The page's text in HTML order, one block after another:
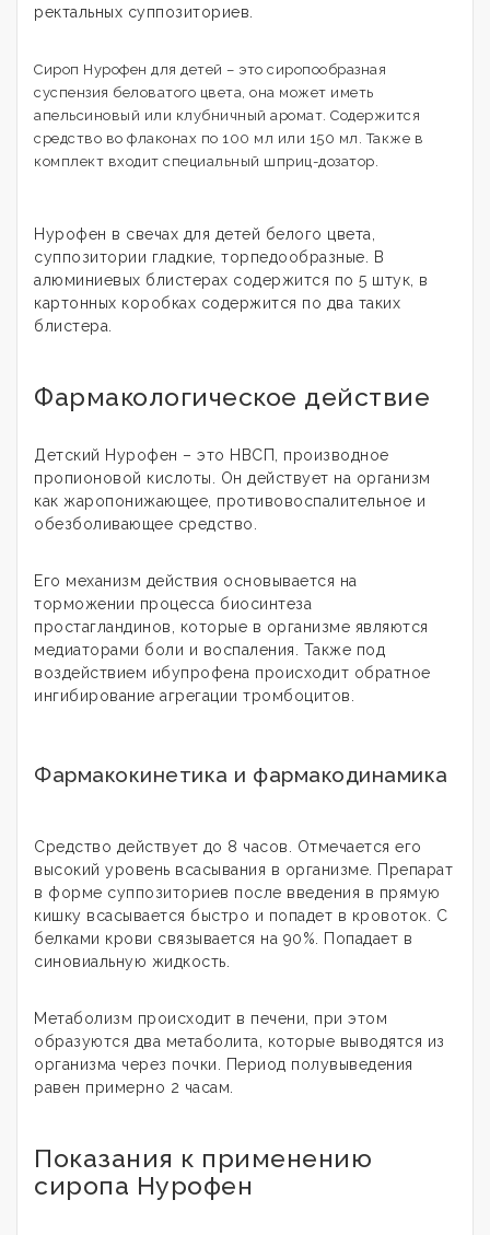
ректальных суппозиториев.
Сироп Нурофен для детей – это сиропообразная
суспензия беловатого цвета, она может иметь
апельсиновый или клубничный аромат. Содержится
средство во флаконах по 100 мл или 150 мл. Также в
комплект входит специальный шприц-дозатор.
Нурофен в свечах для детей белого цвета,
суппозитории гладкие, торпедообразные. В
алюминиевых блистерах содержится по 5 штук, в
картонных коробках содержится по два таких
блистера.
Фармакологическое действие
Детский Нурофен – это НВСП, производное
пропионовой кислоты. Он действует на организм
как жаропонижающее, противовоспалительное и
обезболивающее средство.
Его механизм действия основывается на
торможении процесса биосинтеза
простагландинов, которые в организме являются
медиаторами боли и воспаления. Также под
воздействием ибупрофена происходит обратное
ингибирование агрегации тромбоцитов.
Фармакокинетика и фармакодинамика
Средство действует до 8 часов. Отмечается его
высокий уровень всасывания в организме. Препарат
в форме суппозиториев после введения в прямую
кишку всасывается быстро и попадет в кровоток. С
белками крови связывается на 90%. Попадает в
синовиальную жидкость.
Метаболизм происходит в печени, при этом
образуются два метаболита, которые выводятся из
организма через почки. Период полувыведения
равен примерно 2 часам.
Показания к применению
сиропа Нурофен